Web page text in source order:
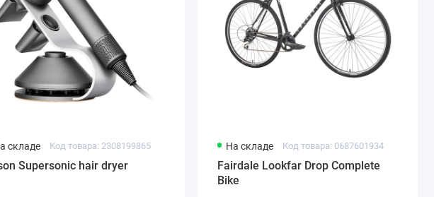
складе Код товара: 2308199865
Supersonic hair dryer
На складе Код товара: 0687601934
Fairdale Lookfar Drop Complete
Bike